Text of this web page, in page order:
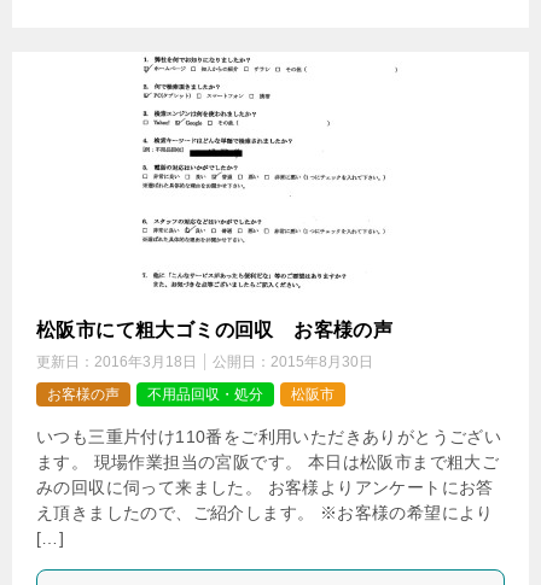
松阪市にて粗大ゴミの回収 お客様の声
更新日： 2016年3月18日 公開日： 2015年8月30日
お客様の声
不用品回収・処分 松阪市
いつも三重片付け110番をご利用いただきありがとうござい
ます。 現場作業担当の宮阪です。 本日は松阪市まで粗大ご
みの回収に伺って来ました。 お客様よりアンケートにお答
え頂きましたので、ご紹介します。 ※お客様の希望により
[…]